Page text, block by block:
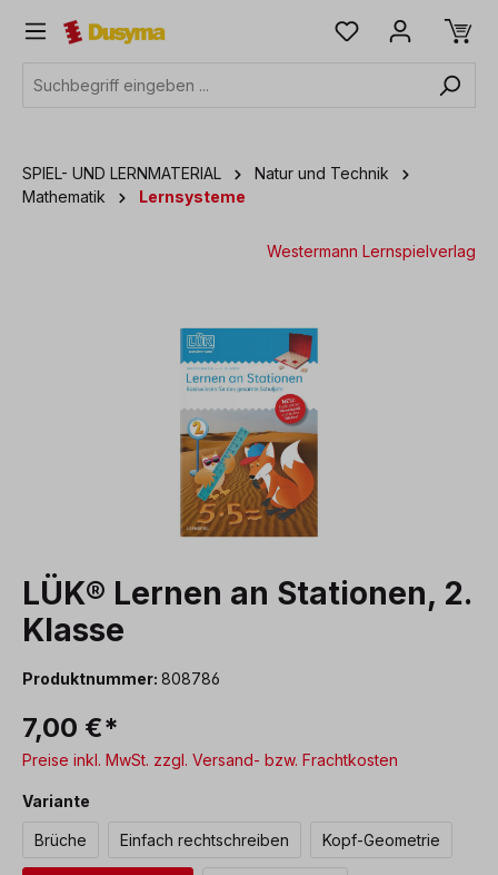
springen
SPIEL- UND LERNMATERIAL
Natur und Technik
Mathematik
Lernsysteme
Westermann Lernspielverlag
LÜK® Lernen an Stationen, 2.
Klasse
Produktnummer: 808786
7,00 €*
Preise inkl. MwSt. zzgl. Versand- bzw. Frachtkosten
Variante
Brüche Einfach rechtschreiben Kopf-Geometrie